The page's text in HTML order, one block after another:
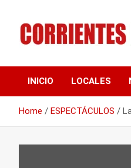
content
TARDE
INICIO LOCALES
Home ESPECTÁCULOS